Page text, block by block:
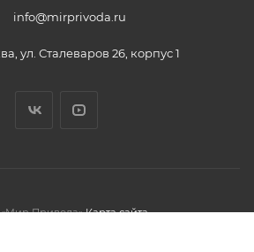
info@mirprivoda.ru
ул. Сталеваров 26, корпус 1
«Мир Привода» Карта сайта